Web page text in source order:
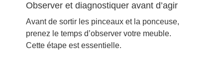
Observer et diagnostiquer avant d’agir
Avant de sortir les pinceaux et la ponceuse,
prenez le temps d’observer votre meuble.
Cette étape est essentielle.